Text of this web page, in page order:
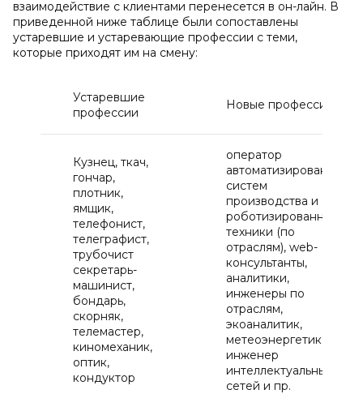
взаимодействие с клиентами перенесется в он-лайн. В
приведенной ниже таблице были сопоставлены
устаревшие и устаревающие профессии с теми,
которые приходят им на смену:
Устаревшие
профессии
Новые профессии
Кузнец, ткач,
гончар,
плотник,
ямщик,
телефонист,
телеграфист,
трубочист
секретарь-
машинист,
бондарь,
скорняк,
телемастер,
киномеханик,
оптик,
кондуктор
оператор
автоматизированных
систем
производства и
роботизированной
техники (по
отраслям), web-
консультанты,
аналитики,
инженеры по
отраслям,
экоаналитик,
метеоэнергетик,
инженер
интеллектуальных
сетей и пр.